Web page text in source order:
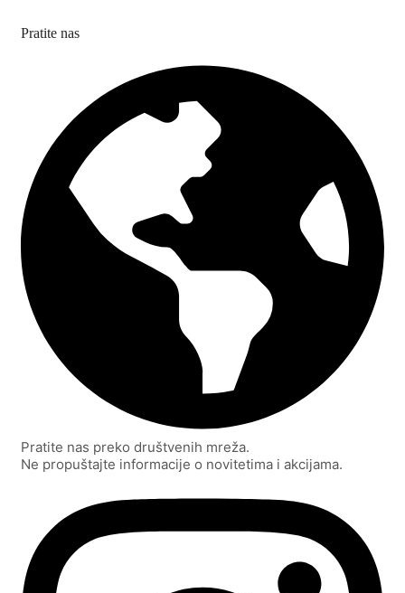
Pratite nas
Pratite nas preko društvenih mreža.
Ne propuštajte informacije o novitetima i akcijama.